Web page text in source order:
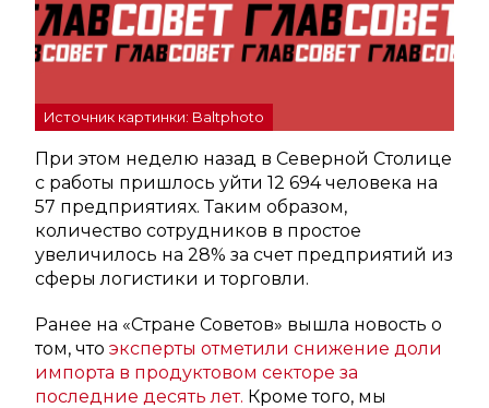
Источник картинки: Baltphoto
При этом неделю назад в Северной Столице
с работы пришлось уйти 12 694 человека на
57 предприятиях. Таким образом,
количество сотрудников в простое
увеличилось на 28% за счет предприятий из
сферы логистики и торговли.
Ранее на «Стране Советов» вышла новость о
том, что эксперты отметили снижение доли
импорта в продуктовом секторе за
последние десять лет. Кроме того, мы